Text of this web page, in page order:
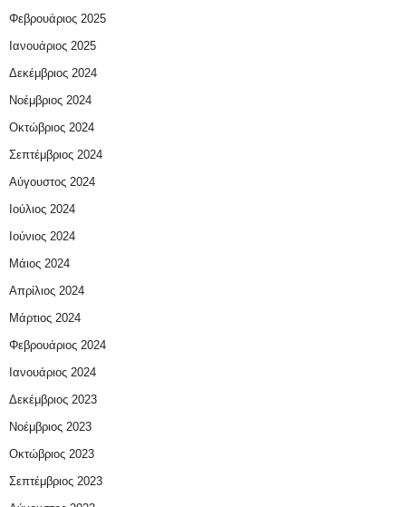
Φεβρουάριος 2025
Ιανουάριος 2025
Δεκέμβριος 2024
Νοέμβριος 2024
Οκτώβριος 2024
Σεπτέμβριος 2024
Αύγουστος 2024
Ιούλιος 2024
Ιούνιος 2024
Μάιος 2024
Απρίλιος 2024
Μάρτιος 2024
Φεβρουάριος 2024
Ιανουάριος 2024
Δεκέμβριος 2023
Νοέμβριος 2023
Οκτώβριος 2023
Σεπτέμβριος 2023